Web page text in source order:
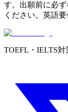
す。出願前に必
ください。英語
TOEFL・IELTS